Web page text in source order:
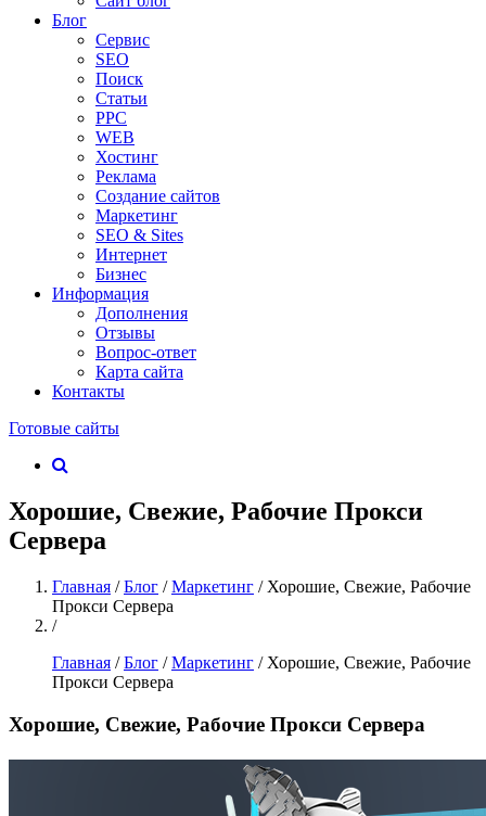
Блог
Сервис
SEO
Поиск
Статьи
PPC
WEB
Хостинг
Реклама
Создание сайтов
Маркетинг
SEO & Sites
Интернет
Бизнес
Информация
Дополнения
Отзывы
Вопрос-ответ
Карта сайта
Контакты
Готовые сайты
Хорошие, Свежие, Рабочие Прокси
Сервера
Главная /Блог /Маркетинг / Хорошие, Свежие, Рабочие
Прокси Сервера
/
Главная /Блог /Маркетинг / Хорошие, Свежие, Рабочие
Прокси Сервера
Хорошие, Свежие, Рабочие Прокси Сервера